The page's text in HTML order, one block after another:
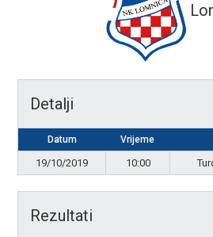
Detalji
Datum Vrijeme
19/10/2019 10:00
Rezultati